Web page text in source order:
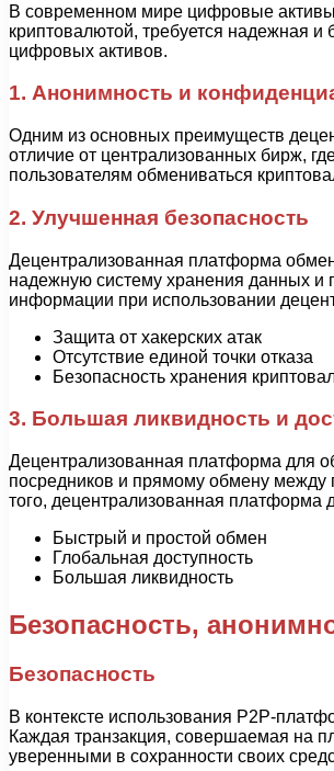
В современном мире цифровые
криптовалютой, требуется надежная
цифровых активов.
1. Анонимность и
Одним из основных преимуществ
отличие от централизованных бирж,
пользователям обмениваться
2. Улучшенная безопасность
Децентрализованная платформа
надежную систему хранения данных и
информации при использовании
Защита от хакерских атак
Отсутствие единой точки отказа
Безопасность хранения
3. Большая ликвидность и
Децентрализованная платформа для
посредников и прямому обмену между
того, децентрализованная платформа
Быстрый и простой обмен
Глобальная доступность
Большая ликвидность
Безопасность,
Безопасность
В контексте использования P2P-
Каждая транзакция, совершаемая на
уверенными в сохранности своих